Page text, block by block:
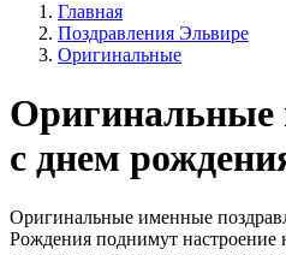
Главная
Поздравления Эльвире
Оригинальные
Оригинальные
с днем
Оригинальные именные
Рождения поднимут